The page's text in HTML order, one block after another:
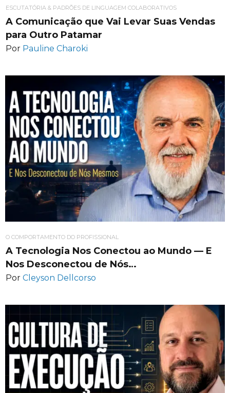
ESCUTATÓRIA & PADRÕES DE LINGUAGEM COLABORATIVOS
A Comunicação que Vai Levar Suas Vendas
para Outro Patamar
Por Pauline Charoki
O COMPORTAMENTO DO PROFISSIONAL
A Tecnologia Nos Conectou ao Mundo — E
Nos Desconectou de Nós…
Por Cleyson Dellcorso